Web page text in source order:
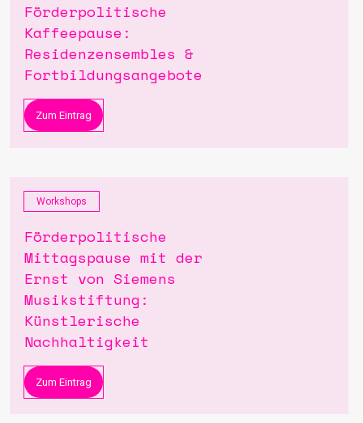
Förderpolitische
Kaffeepause:
Residenzensembles &
Fortbildungsangebote
Zum Eintrag
Workshops
Förderpolitische
Mittagspause mit der
Ernst von Siemens
Musikstiftung:
Künstlerische
Nachhaltigkeit
Zum Eintrag